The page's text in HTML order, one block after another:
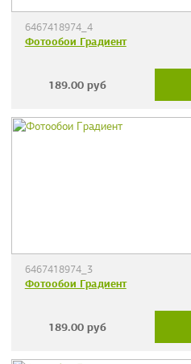
6467418974_4
Фотообои Градиент
189.00 руб
6467418974_3
Фотообои Градиент
189.00 руб